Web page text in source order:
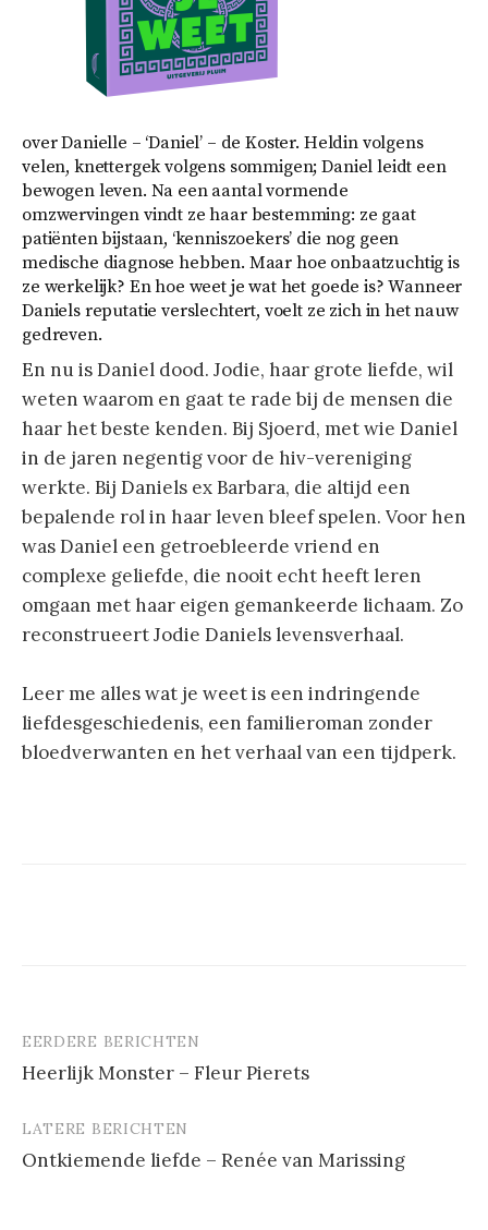
over Danielle – ‘Daniel’ – de Koster. Heldin volgens
velen, knettergek volgens sommigen; Daniel leidt een
bewogen leven. Na een aantal vormende
omzwervingen vindt ze haar bestemming: ze gaat
patiënten bijstaan, ‘kenniszoekers’ die nog geen
medische diagnose hebben. Maar hoe onbaatzuchtig is
ze werkelijk? En hoe weet je wat het goede is? Wanneer
Daniels reputatie verslechtert, voelt ze zich in het nauw
gedreven.
En nu is Daniel dood. Jodie, haar grote liefde, wil
weten waarom en gaat te rade bij de mensen die
haar het beste kenden. Bij Sjoerd, met wie Daniel
in de jaren negentig voor de hiv-vereniging
werkte. Bij Daniels ex Barbara, die altijd een
bepalende rol in haar leven bleef spelen. Voor hen
was Daniel een getroebleerde vriend en
complexe geliefde, die nooit echt heeft leren
omgaan met haar eigen gemankeerde lichaam. Zo
reconstrueert Jodie Daniels levensverhaal.
Leer me alles wat je weet is een indringende
liefdesgeschiedenis, een familieroman zonder
bloedverwanten en het verhaal van een tijdperk.
Berichtnavigatie
EERDERE BERICHTEN
Heerlijk Monster – Fleur Pierets
LATERE BERICHTEN
Ontkiemende liefde – Renée van Marissing